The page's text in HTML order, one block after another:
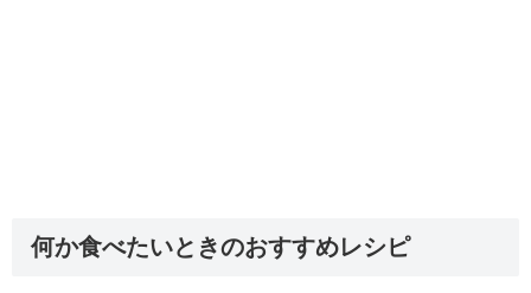
何か食べたいときのおすすめレシピ